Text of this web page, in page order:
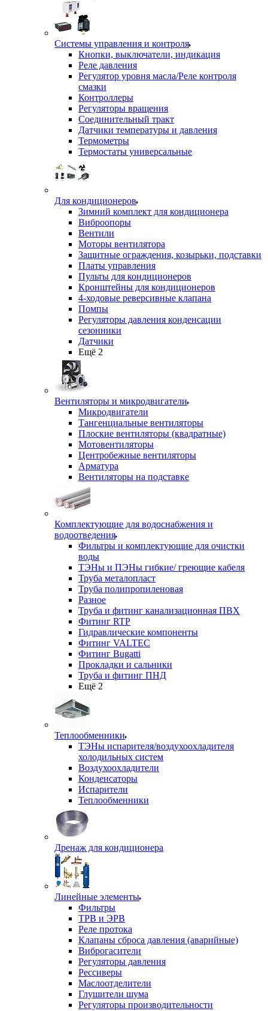
Системы управления и контроля
Кнопки, выключатели, индикация
Реле давления
Регулятор уровня масла/Реле контроля
смазки
Контроллеры
Регуляторы вращения
Соединительный тракт
Датчики температуры и давления
Термометры
Термостаты универсальные
Для кондиционеров
Зимний комплект для кондиционера
Виброопоры
Вентили
Моторы вентилятора
Защитные ограждения, козырьки, подставки
Платы управления
Пульты для кондиционеров
Кронштейны для кондиционеров
4-ходовые реверсивные клапана
Помпы
Регуляторы давления конденсации
сезонники
Датчики
Ещё 2
Вентиляторы и микродвигатели
Микродвигатели
Тангенциальные вентиляторы
Плоские вентиляторы (квадратные)
Мотовентиляторы
Центробежные вентиляторы
Арматура
Вентиляторы на подставке
Комплектующие для водоснабжения и
водоотведения
Фильтры и комплектующие для очистки
воды
ТЭНы и ПЭНы гибкие/ греющие кабеля
Труба металопласт
Труба полипропиленовая
Разное
Труба и фитинг канализационная ПВХ
Фитинг RTP
Гидравлические компоненты
Фитинг VALTEC
Фитинг Bugatti
Прокладки и сальники
Труба и фитинг ПНД
Ещё 2
Теплообменники
ТЭНы испарителя/воздухоохладителя
холодильных систем
Воздухоохладители
Конденсаторы
Испарители
Теплообменники
Дренаж для кондиционера
Линейные элементы
Фильтры
ТРВ и ЭРВ
Реле протока
Клапаны сброса давления (аварийные)
Виброгасители
Регуляторы давления
Рессиверы
Маслоотделители
Глушители шума
Регуляторы производительности